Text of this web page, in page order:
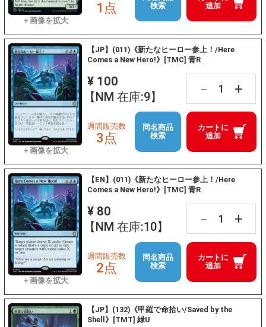
追加
1点
検索
【JP】(011)《新たなヒーロー参上！/Here
Comes a New Hero!》[TMC] 青R
¥ 100
【NM 在庫:9】
－ +
カートに
追加
週間販売数
3点
同名商品
検索
【EN】(011)《新たなヒーロー参上！/Here
Comes a New Hero!》[TMC] 青R
¥ 80
【NM 在庫:10】
－ +
カートに
追加
週間販売数
2点
同名商品
検索
【JP】(132)《甲羅で命拾い/Saved by the
Shell》[TMT] 緑U